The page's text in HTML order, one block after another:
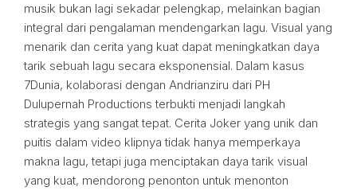
musik bukan lagi sekadar pelengkap, melainkan bagian
integral dari pengalaman mendengarkan lagu. Visual yang
menarik dan cerita yang kuat dapat meningkatkan daya
tarik sebuah lagu secara eksponensial. Dalam kasus
7Dunia, kolaborasi dengan Andrianziru dari PH
Dulupernah Productions terbukti menjadi langkah
strategis yang sangat tepat. Cerita Joker yang unik dan
puitis dalam video klipnya tidak hanya memperkaya
makna lagu, tetapi juga menciptakan daya tarik visual
yang kuat, mendorong penonton untuk menonton